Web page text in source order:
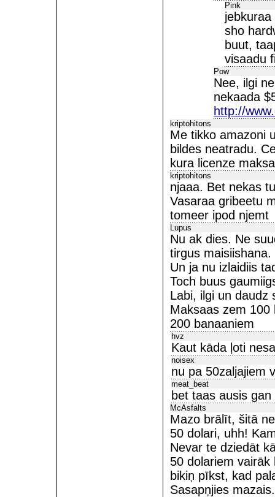
Pink
sho
buut,
visaadu
Pow
Nee, ilgi
nekaada
http://
kriptohitons
Me tikko amazoni
bildes neatradu.
kura licenze
kriptohitons
njaaa. Bet nekas
Vasaraa gribeetu
tomeer ipod njemt
Lupus
Nu ak dies. Ne
tirgus maisiishana.
Un ja nu izlaidiis
Toch buus
Labi, ilgi un daudz
Maksaas zem 100
200 banaaniem
hvz
Kaut kāda ļoti
noisex
nu pa 50zaljajiem
meat_beat
bet taas ausis
McAsfalts
Mazo brālīt, šitā
50 dolari, uhh!
Nevar te dziedāt
50 dolariem
bikiņ pīkst, kad
Sasapņjies mazais.